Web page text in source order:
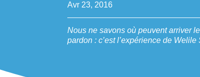
Avr 23, 2016
Nous ne savons où peuvent arriver
pardon : c’est l’expérience de